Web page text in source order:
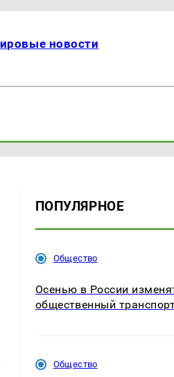
новости
ПОПУЛЯРНОЕ
Общество
Осенью в России
общественный
Общество